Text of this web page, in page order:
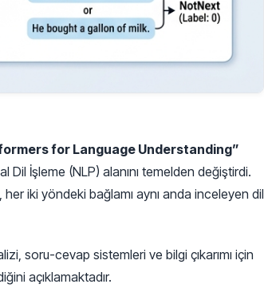
for Language Understanding”
Dil İşleme (NLP) alanını temelden değiştirdi.
iki yöndeki bağlamı aynı anda inceleyen dil
soru-cevap sistemleri ve bilgi çıkarımı için
açıklamaktadır.